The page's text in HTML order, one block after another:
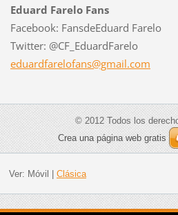
Eduard Farelo Fans
Facebook: FansdeEduard Farelo
Twitter: @CF_EduardFarelo
eduardfarelofans@gmail.com
© 2012 Todos los
Crea una página web gratis
Ver: Móvil Clásica